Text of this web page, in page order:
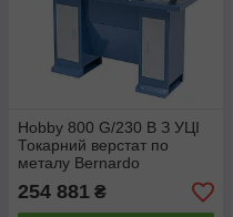
Hobby 800 G/230 В З УЦІ
Токарний верстат по
металу Bernardo
254 881 ₴